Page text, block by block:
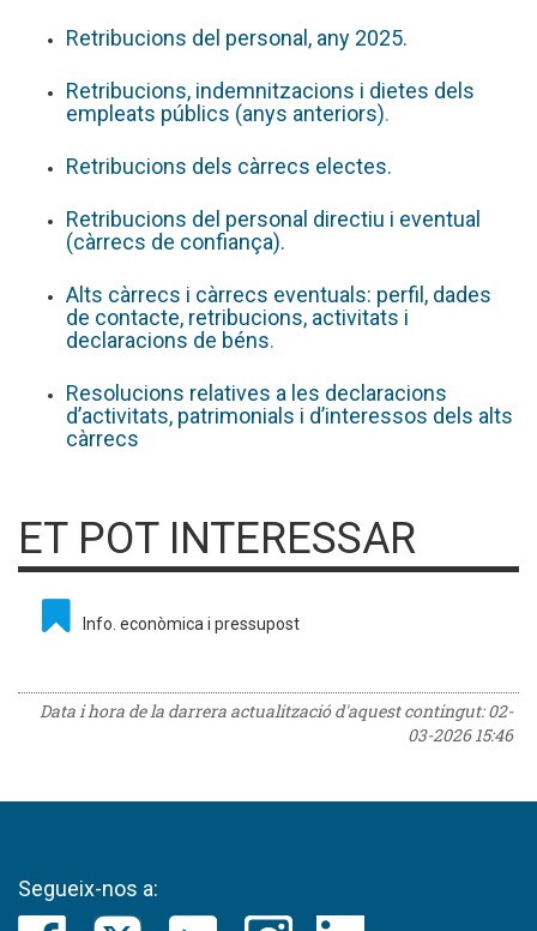
Retribucions del personal, any 2025.
Retribucions, indemnitzacions i dietes dels
empleats públics (anys anteriors).
Retribucions dels càrrecs electes.
Retribucions del personal directiu i eventual
(càrrecs de confiança).
Alts càrrecs i càrrecs eventuals: perfil, dades
de contacte, retribucions, activitats i
declaracions de béns.
Resolucions relatives a les declaracions
d’activitats, patrimonials i d’interessos dels alts
càrrecs
ET POT INTERESSAR
Info. econòmica i pressupost
Data i hora de la darrera actualització d'aquest contingut:02-
03-2026 15:46
Segueix-nos a: